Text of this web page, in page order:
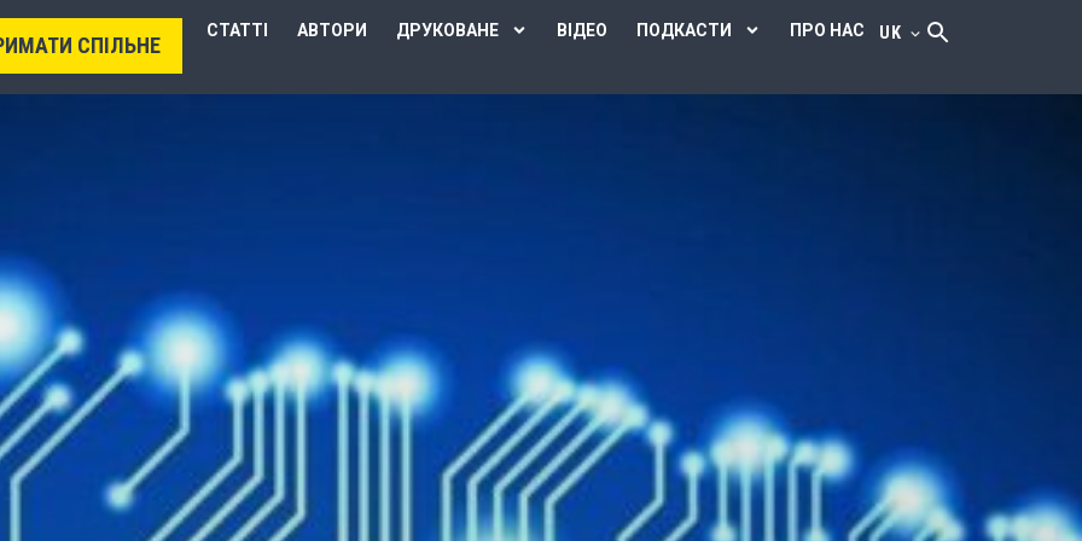
СПІЛЬНЕ
СТАТТІ АВТОРИ ДРУКОВАНЕ ВІДЕО ПОДКАСТИ ПРО НАС UK